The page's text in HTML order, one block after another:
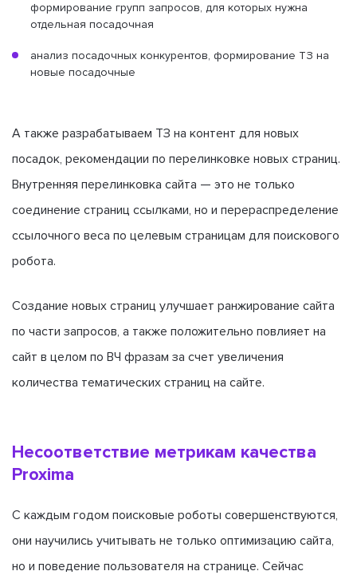
формирование групп запросов, для которых нужна
отдельная посадочная
анализ посадочных конкурентов, формирование ТЗ на
новые посадочные
А также разрабатываем ТЗ на контент для новых
посадок, рекомендации по перелинковке новых страниц.
Внутренняя перелинковка сайта — это не только
соединение страниц ссылками, но и перераспределение
ссылочного веса по целевым страницам для поискового
робота.
Создание новых страниц улучшает ранжирование сайта
по части запросов, а также положительно повлияет на
сайт в целом по ВЧ фразам за счет увеличения
количества тематических страниц на сайте.
Несоответствие метрикам качества
Proxima
С каждым годом поисковые роботы совершенствуются,
они научились учитывать не только оптимизацию сайта,
но и поведение пользователя на странице. Сейчас